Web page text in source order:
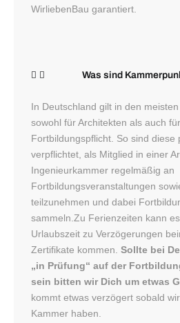
WirliebenBau garantiert.
Was sind
In Deutschland gilt in den
sowohl für Architekten als auch
Fortbildungspflicht. So sind diese
verpflichtet, als Mitglied in einer
Ingenieurkammer regelmäßig an
Fortbildungsveranstaltungen
teilzunehmen und dabei
sammeln.Zu Ferienzeiten kann
Urlaubszeit zu Verzögerungen
Zertifikate kommen. Sollte bei
„in Prüfung“ auf der
sein bitten wir Dich um etwas
kommt etwas verzögert sobald
Kammer haben.